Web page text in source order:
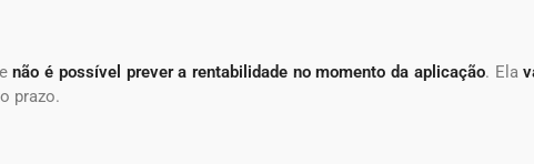
não é possível prever a rentabilidade no momento da aplicação. Ela
prazo.